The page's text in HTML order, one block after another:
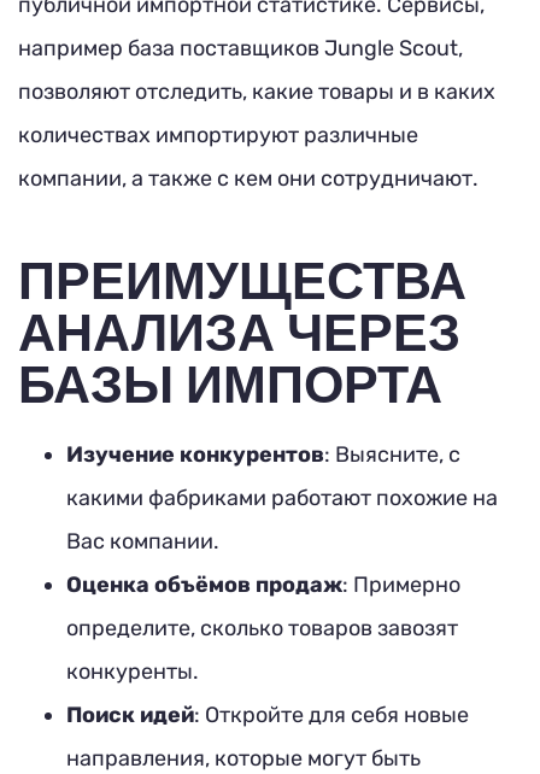
например база поставщиков Jungle Scout,
позволяют отследить, какие товары и в каких
количествах импортируют различные
компании, а также с кем они сотрудничают.
ПРЕИМУЩЕСТВА
АНАЛИЗА ЧЕРЕЗ
БАЗЫ ИМПОРТА
Изучение конкурентов: Выясните, с
какими фабриками работают похожие на
Вас компании.
Оценка объёмов продаж: Примерно
определите, сколько товаров завозят
конкуренты.
Поиск идей: Откройте для себя новые
направления, которые могут быть